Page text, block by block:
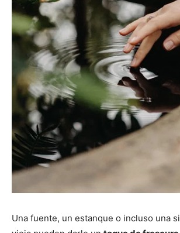
Una fuente, un estanque o incluso una